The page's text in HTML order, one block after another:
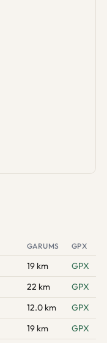
GARUMS GPX
19 km
GPX
22 km
GPX
12.0 km
GPX
19 km
GPX